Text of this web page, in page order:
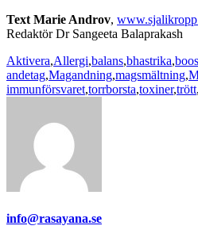
Text Marie Androv,
Redaktör Dr Sangeeta Balaprakash
Aktivera,Allergi,balans,bhastrika,
andetag,Magandning,magsmältning,
immunförsvaret,torrborsta,toxiner,trött,
info@rasayana.se